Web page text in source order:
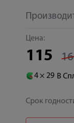
Цена:
115
4 × 29 В
Срок